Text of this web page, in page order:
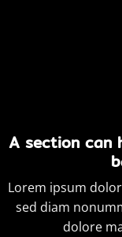
A section can
Lorem ipsum
sed diam
dolore